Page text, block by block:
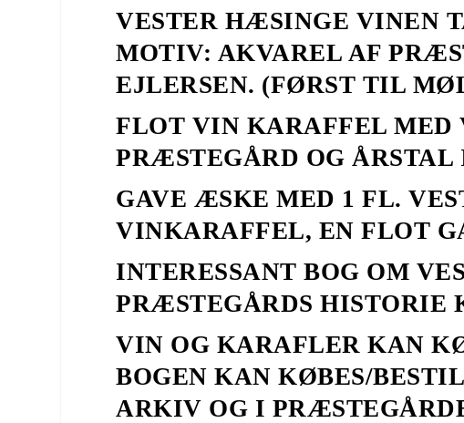
VESTER HÆSINGE VINEN
MOTIV: AKVAREL AF
EJLERSEN. (FØRST TIL
FLOT VIN KARAFFEL MED
PRÆSTEGÅRD OG ÅRSTAL
GAVE ÆSKE MED 1 FL.
VINKARAFFEL, EN FLOT
INTERESSANT BOG OM
PRÆSTEGÅRDS HISTORIE
VIN OG KARAFLER KAN
BOGEN KAN KØBES/
ARKIV OG I